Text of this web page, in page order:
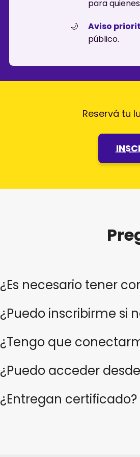
para
Aviso
público.
Reservá tu
¿Es necesario tener
¿Puedo inscribirme si
¿Tengo que
¿Puedo acceder
¿Entregan certificado?